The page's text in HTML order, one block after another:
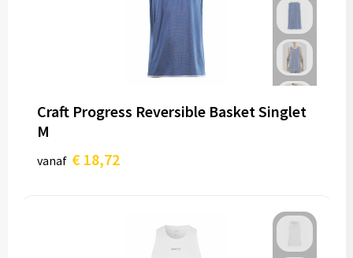
Craft Progress Reversible Basket Singlet
M
vanaf € 18,72